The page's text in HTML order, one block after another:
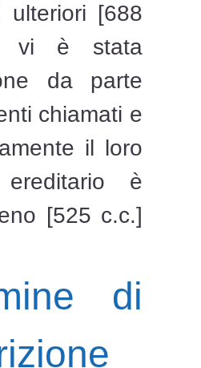
ulteriori [688
vi è stata
da parte
chiamati e
il loro
ereditario è
[525 c.c.]
di